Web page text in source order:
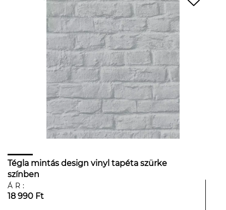
Tégla mintás design vinyl tapéta szürke
színben
ÁR:
18 990 Ft